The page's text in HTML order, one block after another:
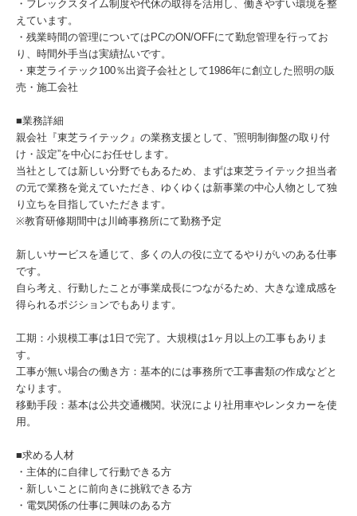
・フレックスタイム制度や代休の取得を活用し、働きやすい環境を整
えています。
・残業時間の管理についてはPCのON/OFFにて勤怠管理を行ってお
り、時間外手当は実績払いです。
・東芝ライテック100％出資子会社として1986年に創立した照明の販
売・施工会社
■業務詳細
親会社『東芝ライテック』の業務支援として、”照明制御盤の取り付
け・設定”を中心にお任せします。
当社としては新しい分野でもあるため、まずは東芝ライテック担当者
の元で業務を覚えていただき、ゆくゆくは新事業の中心人物として独
り立ちを目指していただきます。
※教育研修期間中は川崎事務所にて勤務予定
新しいサービスを通じて、多くの人の役に立てるやりがいのある仕事
です。
自ら考え、行動したことが事業成長につながるため、大きな達成感を
得られるポジションでもあります。
工期：小規模工事は1日で完了。大規模は1ヶ月以上の工事もありま
す。
工事が無い場合の働き方：基本的には事務所で工事書類の作成などと
なります。
移動手段：基本は公共交通機関。状況により社用車やレンタカーを使
用。
■求める人材
・主体的に自律して行動できる方
・新しいことに前向きに挑戦できる方
・電気関係の仕事に興味のある方